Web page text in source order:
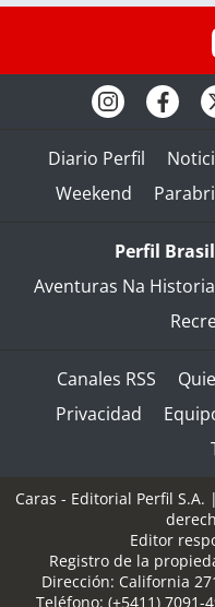
Diario Perfil
Weekend
Perfil
Aventuras Na Historia
Canales RSS
Privacidad
Caras - Editorial Perfil S.A.
Editor
Registro de la
Dirección: California
Teléfono: (+5411) 7091-